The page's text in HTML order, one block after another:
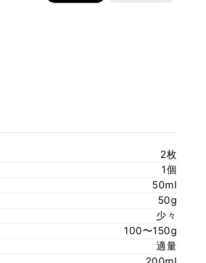
2枚
1個
50ml
50g
少々
100〜150g
適量